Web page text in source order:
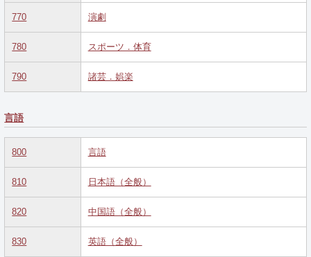
770 演劇
780 スポーツ．体育
790 諸芸．娯楽
言語
800 言語
810 日本語（全般）
820 中国語（全般）
830 英語（全般）